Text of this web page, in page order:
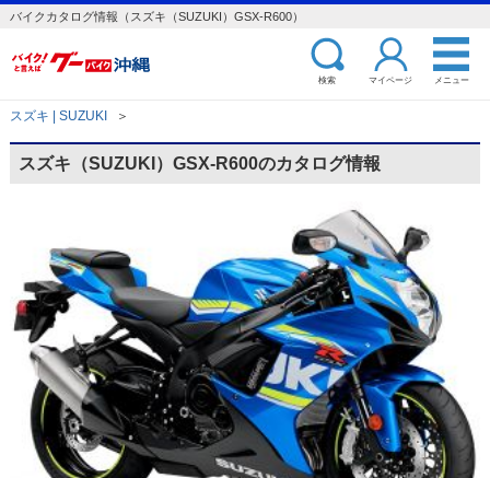
バイクカタログ情報（スズキ（SUZUKI）GSX-R600）
検索 マイページ メニュー
スズキ | SUZUKI ＞
スズキ（SUZUKI）GSX-R600のカタログ情報